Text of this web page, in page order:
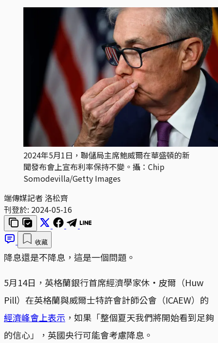
2024年5月1日，聯儲局主席鮑威爾在華盛頓的新
聞發布會上宣布利率保持不變。攝：Chip
Somodevilla/Getty Images
端傳媒記者 洛松齊
刊登於: 2024-05-16
收藏
降息還是不降息，這是一個問題。
5月14日，英格蘭銀行首席經濟學家休·皮爾（Huw
Pill）在英格蘭與威爾士特許會計師公會（ICAEW）的
經濟峰會上表示 ，如果「整個夏天我們將開始看到足夠
的信心」，英國央行可能會考慮降息。